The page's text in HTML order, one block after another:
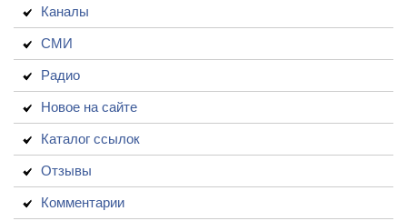
Каналы
СМИ
Радио
Новое на сайте
Каталог ссылок
Отзывы
Комментарии